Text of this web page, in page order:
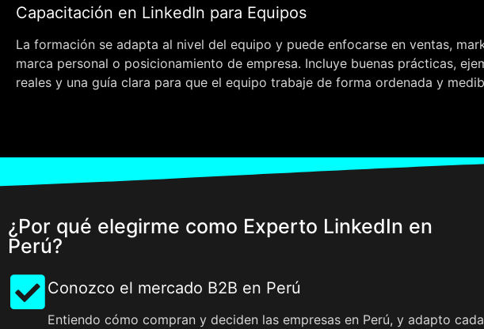
Capacitación en LinkedIn para Equipos
La formación se adapta al nivel del equipo y puede enfocarse en ventas,
marca personal o posicionamiento de empresa. Incluye buenas prácticas,
reales y una guía clara para que el equipo trabaje de forma ordenada y
¿Por qué elegirme como Experto LinkedIn en
Perú?
Conozco el mercado B2B en Perú
Entiendo cómo compran y deciden las empresas en Perú, y adapto cada